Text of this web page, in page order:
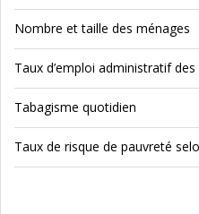
Nombre et taille des ménages
Taux d’emploi administratif
Tabagisme quotidien
Taux de risque de pauvreté